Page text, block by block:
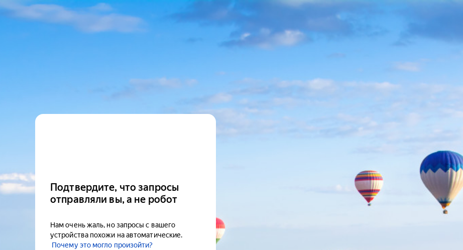
Подтвердите, что запросы
отправляли вы, а не робот
Нам очень жаль, но запросы с вашего
устройства похожи на автоматические.
Почему это могло произойти?